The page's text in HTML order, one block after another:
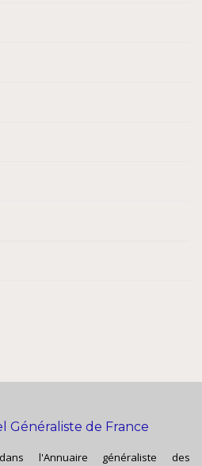
Généraliste de France
l'Annuaire généraliste des